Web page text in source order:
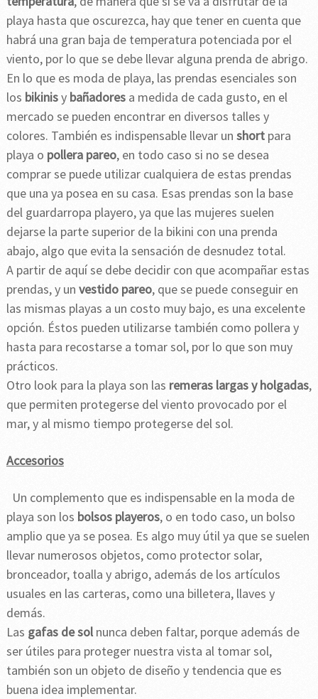
playa hasta que oscurezca, hay que tener en cuenta que
habrá una gran baja de temperatura potenciada por el
viento, por lo que se debe llevar alguna prenda de abrigo.
En lo que es moda de playa, las prendas esenciales son
los bikinisy bañadoresa medida de cada gusto, en el
mercado se pueden encontrar en diversos talles y
colores. También es indispensable llevar un shortpara
playa o pollera pareo, en todo caso si no se desea
comprar se puede utilizar cualquiera de estas prendas
que una ya posea en su casa. Esas prendas son la base
del guardarropa playero, ya que las mujeres suelen
dejarse la parte superior de la bikini con una prenda
abajo, algo que evita la sensación de desnudez total.
A partir de aquí se debe decidir con que acompañar estas
prendas, y un vestido pareo, que se puede conseguir en
las mismas playas a un costo muy bajo, es una excelente
opción. Éstos pueden utilizarse también como pollera y
hasta para recostarse a tomar sol, por lo que son muy
prácticos.
Otro look para la playa son las remeras largas y holgadas,
que permiten protegerse del viento provocado por el
mar, y al mismo tiempo protegerse del sol.
Accesorios
Un complemento que es indispensable en la moda de
playa son los bolsos playeros, o en todo caso, un bolso
amplio que ya se posea. Es algo muy útil ya que se suelen
llevar numerosos objetos, como protector solar,
bronceador, toalla y abrigo, además de los artículos
usuales en las carteras, como una billetera, llaves y
demás.
Las gafas de solnunca deben faltar, porque además de
ser útiles para proteger nuestra vista al tomar sol,
también son un objeto de diseño y tendencia que es
buena idea implementar.